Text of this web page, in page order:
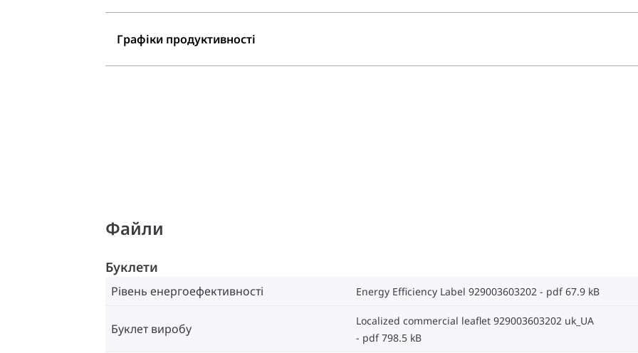
Графіки продуктивності
Файли
Буклети
Рівень енергоефективності Energy Efficiency Label 929003603202 pdf 67.9 kB
Буклет виробу
Localized commercial leaflet 929003603202 uk_UA
pdf 798.5 kB